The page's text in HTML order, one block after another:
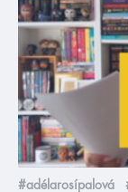
#adélarosípalová